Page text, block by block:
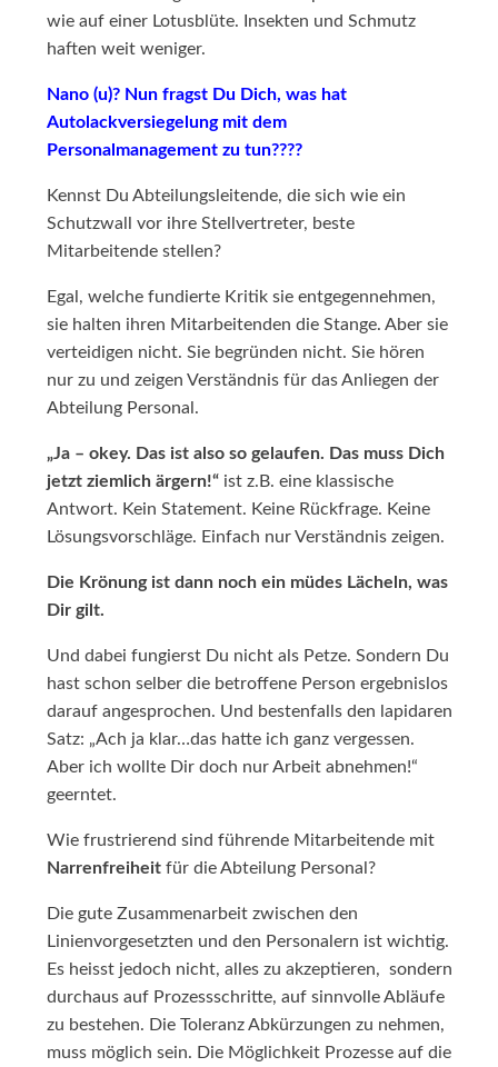
wie auf einer Lotusblüte. Insekten und Schmutz
haften weit weniger.
Nano (u)? Nun fragst Du Dich, was hat
Autolackversiegelung mit dem
Personalmanagement zu tun????
Kennst Du Abteilungsleitende, die sich wie ein
Schutzwall vor ihre Stellvertreter, beste
Mitarbeitende stellen?
Egal, welche fundierte Kritik sie entgegennehmen,
sie halten ihren Mitarbeitenden die Stange. Aber sie
verteidigen nicht. Sie begründen nicht. Sie hören
nur zu und zeigen Verständnis für das Anliegen der
Abteilung Personal.
„Ja – okey. Das ist also so gelaufen. Das muss Dich
jetzt ziemlich ärgern!“ ist z.B. eine klassische
Antwort. Kein Statement. Keine Rückfrage. Keine
Lösungsvorschläge. Einfach nur Verständnis zeigen.
Die Krönung ist dann noch ein müdes Lächeln, was
Dir gilt.
Und dabei fungierst Du nicht als Petze. Sondern Du
hast schon selber die betroffene Person ergebnislos
darauf angesprochen. Und bestenfalls den lapidaren
Satz: „Ach ja klar…das hatte ich ganz vergessen.
Aber ich wollte Dir doch nur Arbeit abnehmen!“
geerntet.
Wie frustrierend sind führende Mitarbeitende mit
Narrenfreiheit für die Abteilung Personal?
Die gute Zusammenarbeit zwischen den
Linienvorgesetzten und den Personalern ist wichtig.
Es heisst jedoch nicht, alles zu akzeptieren, sondern
durchaus auf Prozessschritte, auf sinnvolle Abläufe
zu bestehen. Die Toleranz Abkürzungen zu nehmen,
muss möglich sein. Die Möglichkeit Prozesse auf die